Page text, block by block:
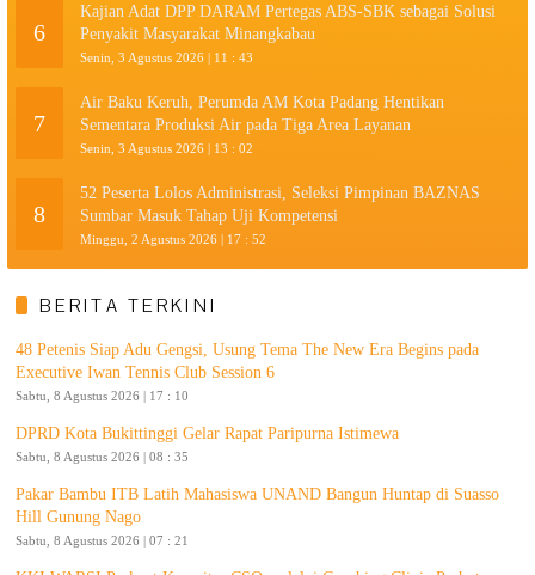
6
Kajian Adat DPP DARAM Pertegas ABS-SBK sebagai Solusi
Penyakit Masyarakat Minangkabau
Senin, 3 Agustus 2026 | 11 : 43
7
Air Baku Keruh, Perumda AM Kota Padang Hentikan
Sementara Produksi Air pada Tiga Area Layanan
Senin, 3 Agustus 2026 | 13 : 02
8
52 Peserta Lolos Administrasi, Seleksi Pimpinan BAZNAS
Sumbar Masuk Tahap Uji Kompetensi
Minggu, 2 Agustus 2026 | 17 : 52
BERITA TERKINI
48 Petenis Siap Adu Gengsi, Usung Tema The New Era Begins pada
Executive Iwan Tennis Club Session 6
Sabtu, 8 Agustus 2026 | 17 : 10
DPRD Kota Bukittinggi Gelar Rapat Paripurna Istimewa
Sabtu, 8 Agustus 2026 | 08 : 35
Pakar Bambu ITB Latih Mahasiswa UNAND Bangun Huntap di Suasso
Hill Gunung Nago
Sabtu, 8 Agustus 2026 | 07 : 21